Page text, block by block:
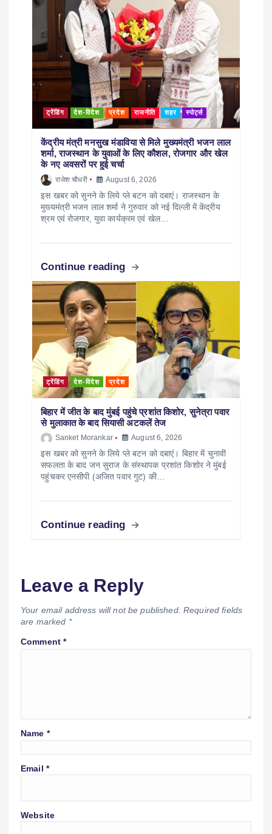
ट्रेंडिंग देश-विदेश प्रदेश राजनीति शहर स्पोर्ट्स
केंद्रीय मंत्री मनसुख मंडाविया से मिले मुख्यमंत्री भजन लाल
शर्मा, राजस्थान के युवाओं के लिए कौशल, रोजगार और खेल
के नए अवसरों पर हुई चर्चा
राजेश चौधरी August 6, 2026
इस खबर को सुनने के लिये प्ले बटन को दबाएं। राजस्थान के
मुख्यमंत्री भजन लाल शर्मा ने गुरुवार को नई दिल्ली में केंद्रीय
श्रम एवं रोजगार, युवा कार्यक्रम एवं खेल…
Continue reading
ट्रेंडिंग देश-विदेश प्रदेश
बिहार में जीत के बाद मुंबई पहुंचे प्रशांत किशोर, सुनेत्रा पवार
से मुलाकात के बाद सियासी अटकलें तेज
Sanket Morankar August 6, 2026
इस खबर को सुनने के लिये प्ले बटन को दबाएं। बिहार में चुनावी
सफलता के बाद जन सुराज के संस्थापक प्रशांत किशोर ने मुंबई
पहुंचकर एनसीपी (अजित पवार गुट) की…
Continue reading
Leave a Reply
Your email address will not be published. Required fields
are marked *
Comment*
Name *
Email *
Website